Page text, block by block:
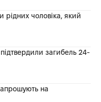
рідних чоловіка, який
підтвердили загибель 24-
на